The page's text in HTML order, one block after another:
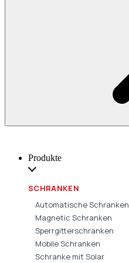
Produkte
SCHRANKEN
Automatische Schranken
Magnetic Schranken
Sperrgitterschranken
Mobile Schranken
Schranke mit Solar